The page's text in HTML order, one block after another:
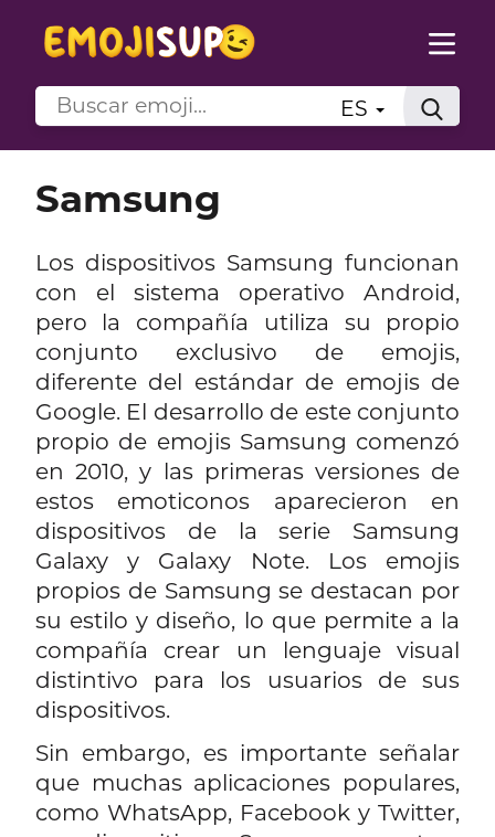
ES
Samsung
Los dispositivos Samsung funcionan
con el sistema operativo Android,
pero la compañía utiliza su propio
conjunto exclusivo de emojis,
diferente del estándar de emojis de
Google. El desarrollo de este conjunto
propio de emojis Samsung comenzó
en 2010, y las primeras versiones de
estos emoticonos aparecieron en
dispositivos de la serie Samsung
Galaxy y Galaxy Note. Los emojis
propios de Samsung se destacan por
su estilo y diseño, lo que permite a la
compañía crear un lenguaje visual
distintivo para los usuarios de sus
dispositivos.
Sin embargo, es importante señalar
que muchas aplicaciones populares,
como WhatsApp, Facebook y Twitter,